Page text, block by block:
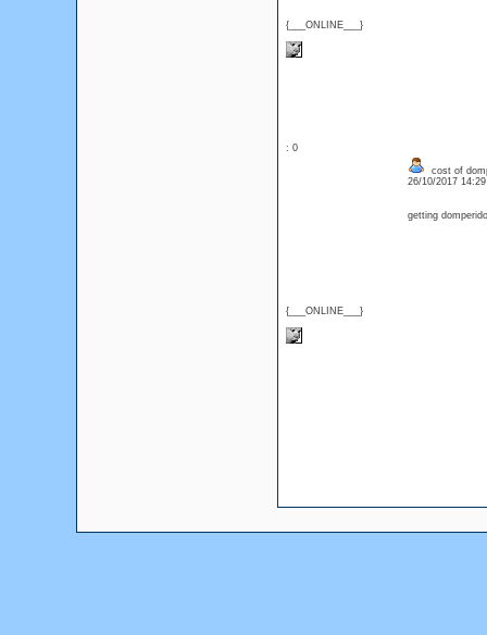
{___ONLINE___}
: 0
{___ONLINE___}
cost of
26/10/2017
getting